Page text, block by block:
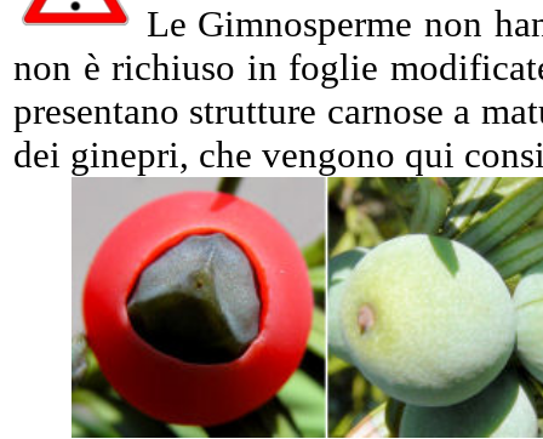
Le Gimnosperme non
non è richiuso in foglie
presentano strutture carnose a
dei ginepri, che vengono qui